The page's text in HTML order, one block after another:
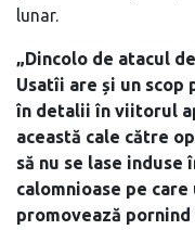
lunar.
„Dincolo de atacul
Usatîi are și un scop
în detalii în viitorul
această cale către
să nu se lase
calomnioase pe
promovează